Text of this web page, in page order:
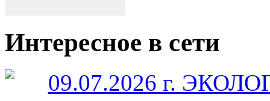
Интересное в сети